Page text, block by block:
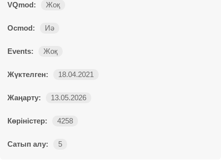
VQmod: Жоқ
Ocmod: Иә
Events: Жоқ
Жүктелген: 18.04.2021
Жаңарту: 13.05.2026
Көріністер: 4258
Сатып алу: 5